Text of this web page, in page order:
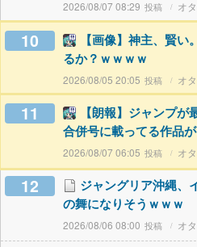
2026/08/07 08:29 オ
10
【画像】神主、賢
るか？ｗｗｗｗ
2026/08/05 20:05 オ
11
【朗報】ジャンプ
合併号に載ってる作品
2026/08/07 06:05 オ
12
ジャングリア沖縄、
の舞になりそうｗｗｗ
2026/08/06 08:00 オ